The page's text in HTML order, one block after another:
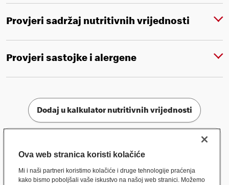
Provjeri sadržaj nutritivnih vrijednosti
Provjeri sastojke i alergene
Dodaj u kalkulator nutritivnih vrijednosti
Ova web stranica koristi kolačiće
Mi i naši partneri koristimo kolačiće i druge tehnologije praćenja
kako bismo poboljšali vaše iskustvo na našoj web stranici. Možemo